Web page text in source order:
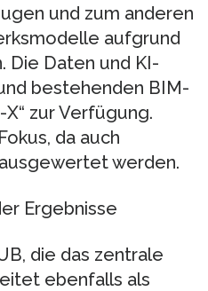
und zum anderen
aufgrund
Die Daten und KI-
bestehenden BIM-
zur Verfügung.
da auch
werden.
Ergebnisse
die das zentrale
ebenfalls als